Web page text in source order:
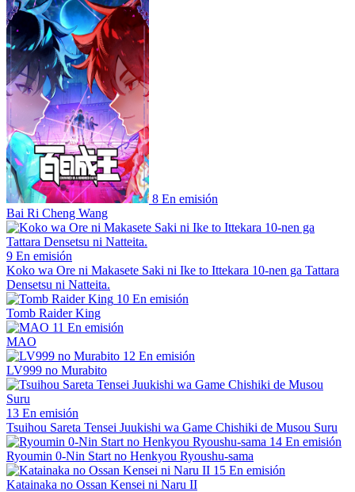
8 En emisión
Bai Ri Cheng Wang
9 En emisión
Koko wa Ore ni Makasete Saki ni Ike to Ittekara 10-nen ga Tattara
Densetsu ni Natteita.
10 En emisión
Tomb Raider King
11 En emisión
MAO
12 En emisión
LV999 no Murabito
13 En emisión
Tsuihou Sareta Tensei Juukishi wa Game Chishiki de Musou Suru
14 En emisión
Ryoumin 0-Nin Start no Henkyou Ryoushu-sama
15 En emisión
Katainaka no Ossan Kensei ni Naru II